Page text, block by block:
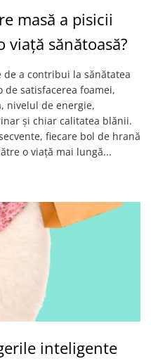
masă a pisicii
sănătoasă?
de a contribui la sănătatea
satisfacerea foamei,
nivelul de energie,
și chiar calitatea blănii.
fiecare bol de hrană
o viață mai lungă...
inteligente